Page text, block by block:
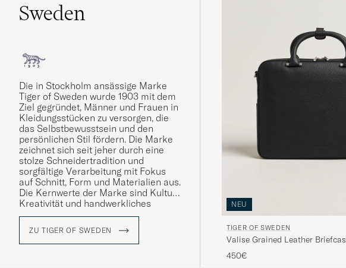
Sweden
Die in Stockholm ansässige Marke
Tiger of Sweden wurde 1903 mit dem
Ziel gegründet, Männer und Frauen in
Kleidungsstücken zu versorgen, die
das Selbstbewusstsein und den
persönlichen Stil fördern. Die Marke
zeichnet sich seit jeher durch eine
stolze Schneidertradition und
sorgfältige Verarbeitung mit Fokus
auf Schnitt, Form und Materialien aus.
Die Kernwerte der Marke sind Kultur,
Kreativität und handwerkliches
Können sowiedas Streben nach
ständiger Weiterentwicklung sowohl
von Design und Qualität als auch von
intellektuellen Werten.
ZU TIGER OF SWEDEN
NEU
TIGER OF SWEDEN
Valise Grained Leather
450€